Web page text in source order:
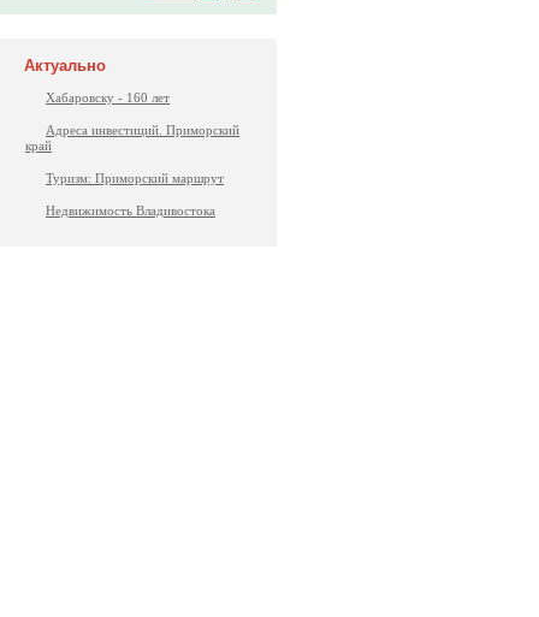
Актуально
Хабаровску - 160 лет
Адреса инвестиций. Приморский
край
Туризм: Приморский маршрут
Недвижимость Владивостока